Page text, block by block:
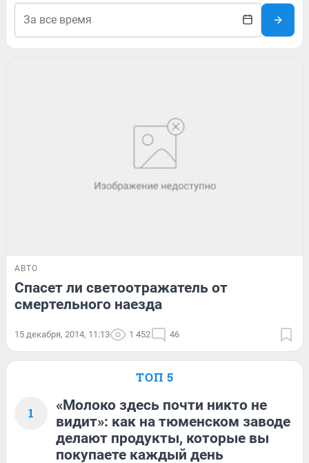
АВТО
Спасет ли светоотражатель от
смертельного наезда
15 декабря, 2014, 11:13 1 452 46
ТОП 5
1
«Молоко здесь почти никто не
видит»: как на тюменском заводе
делают продукты, которые вы
покупаете каждый день